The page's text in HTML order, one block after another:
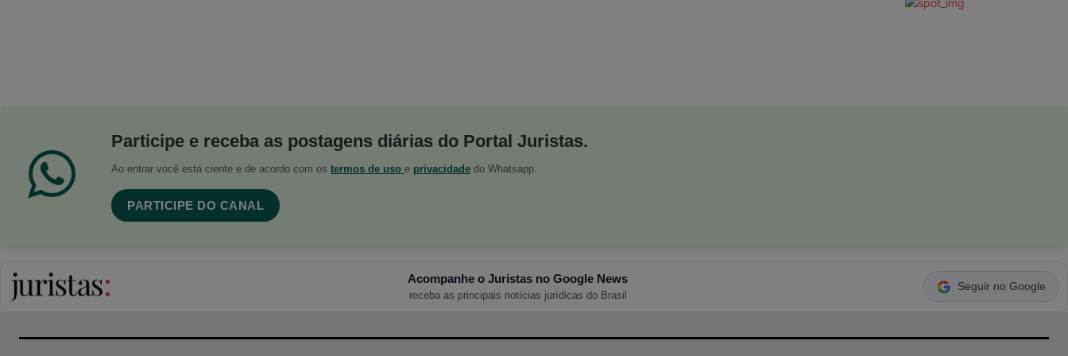
Participe e receba as postagens diárias do Portal Juristas.
Ao entrar você está ciente e de acordo com os termos de uso e privacidade do Whatsapp.
PARTICIPE DO CANAL
Acompanhe o Juristas no Google News
receba as principais notícias jurídicas do Brasil
Seguir no Google